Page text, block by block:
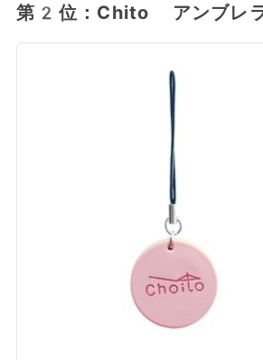
第2位：Chito アンブレラ